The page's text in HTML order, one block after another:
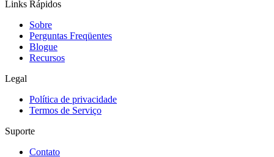
Links Rápidos
Sobre
Perguntas Freqüentes
Blogue
Recursos
Legal
Política de privacidade
Termos de Serviço
Suporte
Contato